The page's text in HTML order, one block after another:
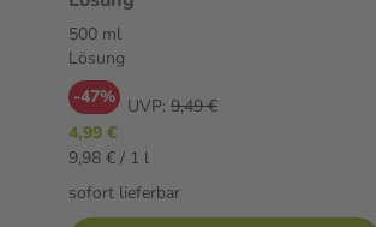
500 ml
Lösung
-47% UVP: 9,49 €
4,99 €
9,98 € / 1 l
sofort lieferbar